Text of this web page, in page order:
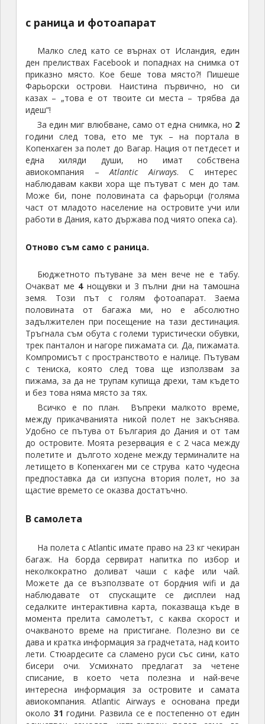
с раница и фотоапарат
Малко след като се върнах от Исландия, един
ден прелиствах Facebook и попаднах на снимка от
приказно място. Кое беше това място?! Пишеше
Фарьорски острови. Наистина първично, но си
казах – „това е от твоите си места – трябва да
идеш“!
За един миг влюбване, само от една снимка, но 2
години след това, ето ме тук – на портала в
Копенхаген за полет до Вагар. Нация от петдесет и
една хиляди души, но имат собствена
авиокомпания –Atlantic Airways. С интерес
наблюдавам какви хора ще пътуват с мен до там.
Може би, поне половината са фарьорци (голяма
част от младото население на островите учи или
работи в Дания, като държава под чиято опека са).
Отново съм само с раница.
Бюджетното пътуване за мен вече не е табу.
Очакват ме 4 нощувки и 3 пълни дни на тамошна
земя. Този път с голям фотоапарат. Заема
половината от багажа ми, но е абсолютно
задължителен при посещение на тази дестинация.
Тръгнала съм обута с големи туристически обувки,
трек панталон и нагоре пижамата си. Да, пижамата.
Компромисът с пространството е налице. Пътувам
с тениска, която след това ще използвам за
пижама, за да не трупам купища дрехи, там където
и без това няма място за тях.
Всичко е по план. Въпреки малкото време,
между прикачванията никой полет не закъснява.
Удобно се пътува от България до Дания и от там
до островите. Моята резервация е с 2 часа между
полетите и дългото ходене между терминалите на
летището в Копенхаген ми се струва като чудесна
предпоставка да си изпусна втория полет, но за
щастие времето се оказва достатъчно.
В самолета
На полета с Atlantic имате право на 23 кг чекиран
багаж. На борда сервират напитка по избор и
неколкократно доливат чаши с кафе или чай.
Можете да се възползвате от бордния wifi и да
наблюдавате от спускащите се дисплеи над
седалките интерактивна карта, показваща къде в
момента прелита самолетът, с каква скорост и
очакваното време на пристигане. Полезно ви се
дава и кратка информация за градчетата, над които
лети. Стюардесите са сламено руси със сини, като
бисери очи. Усмихнато предлагат за четене
списание, в което чета полезна и най-вече
интересна информация за островите и самата
авиокомпания. Atlantic Airways е основана преди
около 31 години. Развила се е постепенно от един